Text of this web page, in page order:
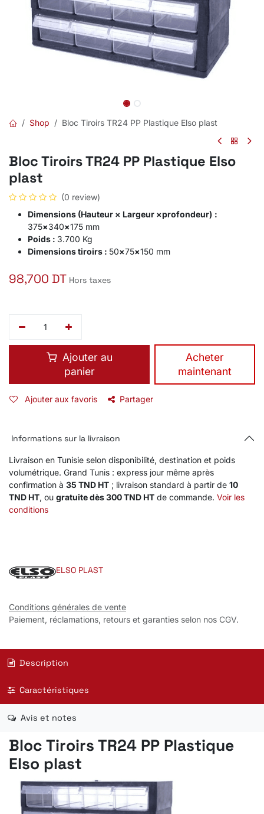
Shop Bloc Tiroirs TR24 PP Plastique Elso plast
Bloc Tiroirs TR24 PP Plastique Elso
plast
(0 review)
Dimensions (Hauteur × Largeur ×profondeur) :
375×340×175 mm
Poids : 3.700 Kg
Dimensions tiroirs : 50×75×150 mm
98,700 DT Hors taxes
Ajouter au
panier
​Acheter
maintenant
Ajouter aux favoris Partager
Informations sur la livraison
Livraison en Tunisie selon disponibilité, destination et poids
volumétrique. Grand Tunis : express jour même après
confirmation à 35 TND HT ; livraison standard à partir de 10
TND HT, ou gratuite dès 300 TND HT de commande. Voir les
conditions
ELSO PLAST
Conditions générales de vente
Paiement, réclamations, retours et garanties selon nos CGV.
Description
Caractéristiques
Avis et notes
Bloc Tiroirs TR24 PP Plastique
Elso plast